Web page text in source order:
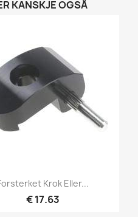
KANSKJE OGSÅ
Hurtigvisning
Krok Eller...
€ 17.63